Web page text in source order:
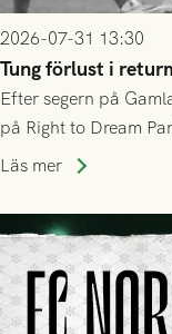
2026-07-31 13:30
Tung förlust i
Efter segern på
på Right to Dream
upphöra efter mindre
tennissiffror och det
Läs mer